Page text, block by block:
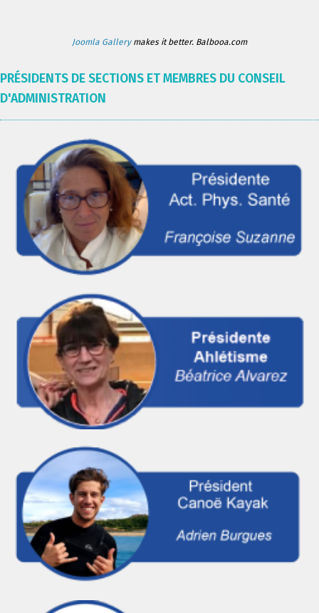
Joomla Gallerymakes it better. Balbooa.com
PRÉSIDENTS DE SECTIONS ET MEMBRES DU CONSEIL
D'ADMINISTRATION